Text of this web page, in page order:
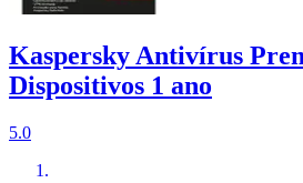
Kaspersky Antivírus
Dispositivos 1 ano
5.0